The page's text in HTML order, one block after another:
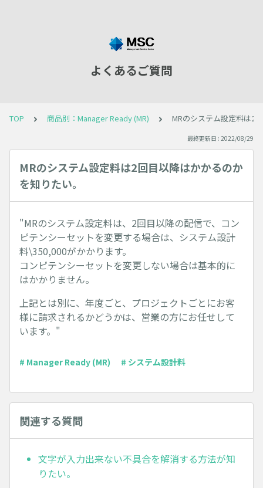
よくあるご質問
TOP 商品別：Manager Ready (MR) MRのシステム設定料は2
最終更新日 : 2022/08/29
MRのシステム設定料は2回目以降はかかるのか
を知りたい。
"MRのシステム設定料は、2回目以降の配信で、コン
ピテンシーセットを変更する場合は、システム設計
料\350,000がかかります。
コンピテンシーセットを変更しない場合は基本的に
はかかりません。
上記とは別に、年度ごと、プロジェクトごとにお客
様に請求されるかどうかは、営業の方にお任せして
います。"
# Manager Ready (MR) # システム設計料
関連する質問
文字が入力出来ない不具合を解消する方法が知
りたい。